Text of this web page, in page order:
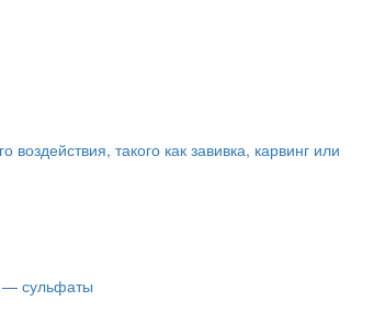
такого как завивка, карвинг или
— сульфаты